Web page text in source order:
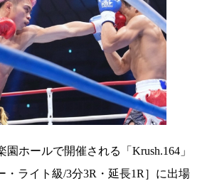
園ホールで開催される「 Krush.164 」
・ライト級/3分3R ・延長1R ］に出場